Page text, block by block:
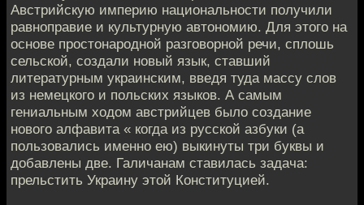
Австрийскую империю национальности получили
равноправие и культурную автономию. Для этого на
основе простонародной разговорной речи, сплошь
сельской, создали новый язык, ставший
литературным украинским, введя туда массу слов
из немецкого и польских языков. А самым
гениальным ходом австрийцев было создание
нового алфавита « когда из русской азбуки (а
пользовались именно ею) выкинуты три буквы и
добавлены две. Галичанам ставилась задача:
прельстить Украину этой Конституцией.